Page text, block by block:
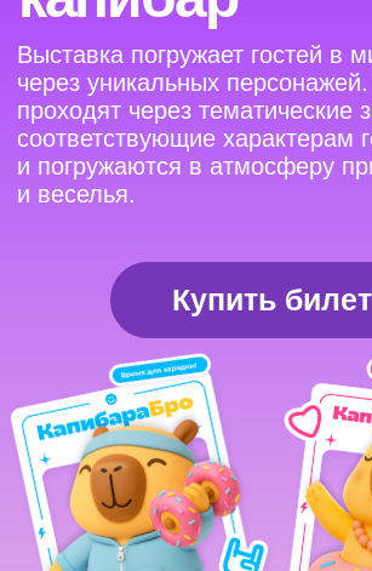
На выставку!
КапибараБой
Йоу! Я — КапибараБой. Мой плюс вайб —
это петь, танцевать и устраивать веселый
движ. А ты в курсе, что капибары — самые
дружелюбные звери на планете? Мы ладим
даже с крокодилами! Приходи — будет ярко
и очень капибарно!